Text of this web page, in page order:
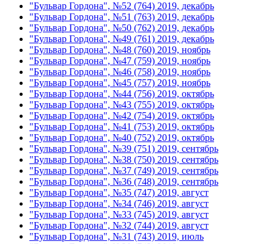
"Бульвар Гордона", №52 (764) 2019, декабрь
"Бульвар Гордона", №51 (763) 2019, декабрь
"Бульвар Гордона", №50 (762) 2019, декабрь
"Бульвар Гордона", №49 (761) 2019, декабрь
"Бульвар Гордона", №48 (760) 2019, ноябрь
"Бульвар Гордона", №47 (759) 2019, ноябрь
"Бульвар Гордона", №46 (758) 2019, ноябрь
"Бульвар Гордона", №45 (757) 2019, ноябрь
"Бульвар Гордона", №44 (756) 2019, октябрь
"Бульвар Гордона", №43 (755) 2019, октябрь
"Бульвар Гордона", №42 (754) 2019, октябрь
"Бульвар Гордона", №41 (753) 2019, октябрь
"Бульвар Гордона", №40 (752) 2019, октябрь
"Бульвар Гордона", №39 (751) 2019, сентябрь
"Бульвар Гордона", №38 (750) 2019, сентябрь
"Бульвар Гордона", №37 (749) 2019, сентябрь
"Бульвар Гордона", №36 (748) 2019, сентябрь
"Бульвар Гордона", №35 (747) 2019, август
"Бульвар Гордона", №34 (746) 2019, август
"Бульвар Гордона", №33 (745) 2019, август
"Бульвар Гордона", №32 (744) 2019, август
"Бульвар Гордона", №31 (743) 2019, июль